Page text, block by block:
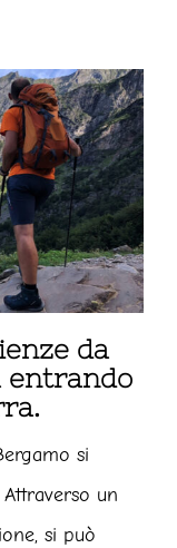
da
entrando
si
un
si può